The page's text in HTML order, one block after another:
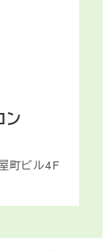
ン
町ビル4F